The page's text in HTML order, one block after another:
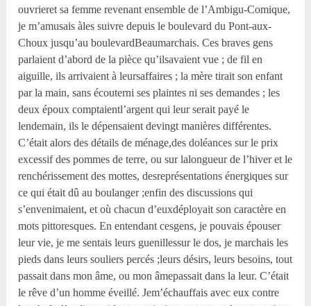
ouvrieret sa femme revenant ensemble de l’Ambigu-Comique,
je m’amusais àles suivre depuis le boulevard du Pont-aux-
Choux jusqu’au boulevardBeaumarchais. Ces braves gens
parlaient d’abord de la pièce qu’ilsavaient vue ; de fil en
aiguille, ils arrivaient à leursaffaires ; la mère tirait son enfant
par la main, sans écouterni ses plaintes ni ses demandes ; les
deux époux comptaientl’argent qui leur serait payé le
lendemain, ils le dépensaient devingt manières différentes.
C’était alors des détails de ménage,des doléances sur le prix
excessif des pommes de terre, ou sur lalongueur de l’hiver et le
renchérissement des mottes, desreprésentations énergiques sur
ce qui était dû au boulanger ;enfin des discussions qui
s’envenimaient, et où chacun d’euxdéployait son caractère en
mots pittoresques. En entendant cesgens, je pouvais épouser
leur vie, je me sentais leurs guenillessur le dos, je marchais les
pieds dans leurs souliers percés ;leurs désirs, leurs besoins, tout
passait dans mon âme, ou mon âmepassait dans la leur. C’était
le rêve d’un homme éveillé. Jem’échauffais avec eux contre